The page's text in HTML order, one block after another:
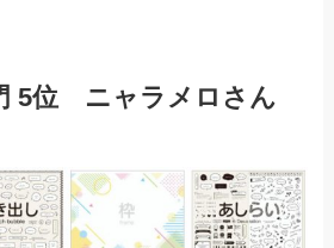
5位 ニャラメロ さん